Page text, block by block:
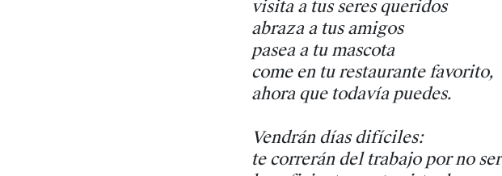
visita a tus seres queridos
abraza a tus amigos
pasea a tu mascota
come en tu restaurante favorito,
ahora que todavía puedes.
Vendrán días difíciles:
te correrán del trabajo por no ser